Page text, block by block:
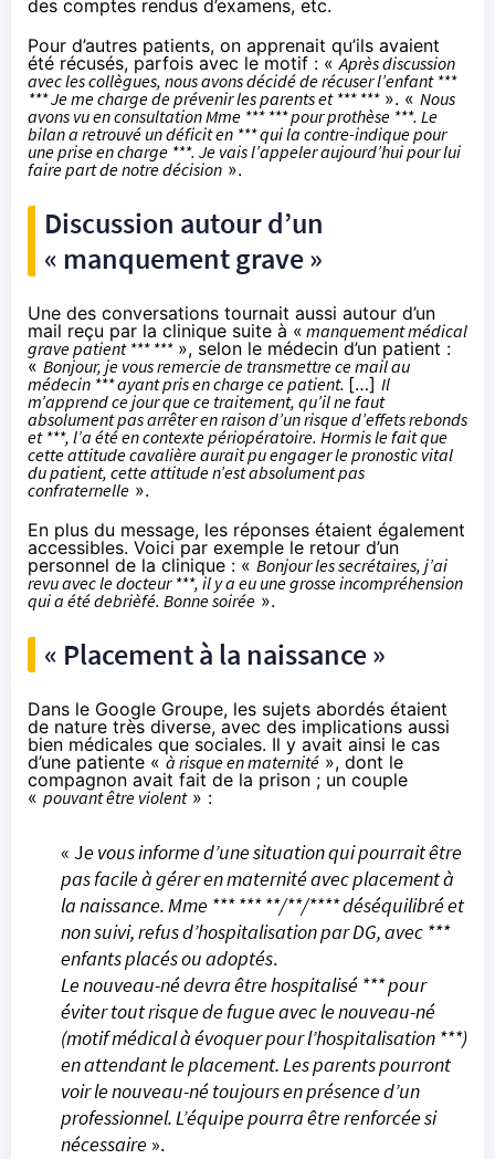
des comptes rendus d’examens, etc.
Pour d’autres patients, on apprenait qu’ils avaient
été récusés, parfois avec le motif : «Après discussion
avec les collègues, nous avons décidé de récuser l’enfant ***
*** Je me charge de prévenir les parents et *** ***». « Nous
avons vu en consultation Mme *** *** pour prothèse ***. Le
bilan a retrouvé un déficit en *** qui la contre-indique pour
une prise en charge ***. Je vais l’appeler aujourd’hui pour lui
faire part de notre décision ».
Discussion autour d’un
« manquement grave »
Une des conversations tournait aussi autour d’un
mail reçu par la clinique suite à « manquement médical
grave patient *** ***», selon le médecin d’un patient :
« Bonjour, je vous remercie de transmettre ce mail au
médecin *** ayant pris en charge ce patient. […] Il
m’apprend ce jour que ce traitement, qu’il ne faut
absolument pas arrêter en raison d’un risque d’effets rebonds
et ***, l’a été en contexte périopératoire. Hormis le fait que
cette attitude cavalière aurait pu engager le pronostic vital
du patient, cette attitude n’est absolument pas
confraternelle ».
En plus du message, les réponses étaient également
accessibles. Voici par exemple le retour d’un
personnel de la clinique : « Bonjour les secrétaires, j’ai
revu avec le docteur ***, il y a eu une grosse incompréhension
qui a été debrièfé. Bonne soirée ».
« Placement à la naissance »
Dans le Google Groupe, les sujets abordés étaient
de nature très diverse, avec des implications aussi
bien médicales que sociales. Il y avait ainsi le cas
d’une patiente « à risque en maternité », dont le
compagnon avait fait de la prison ; un couple
« pouvant être violent» :
« Je vous informe d’une situation qui pourrait être
pas facile à gérer en maternité avec placement à
la naissance. Mme *** *** **/**/**** déséquilibré et
non suivi, refus d’hospitalisation par DG, avec ***
enfants placés ou adoptés.
Le nouveau-né devra être hospitalisé *** pour
éviter tout risque de fugue avec le nouveau-né
(motif médical à évoquer pour l’hospitalisation ***)
en attendant le placement. Les parents pourront
voir le nouveau-né toujours en présence d’un
professionnel. L’équipe pourra être renforcée si
nécessaire ».